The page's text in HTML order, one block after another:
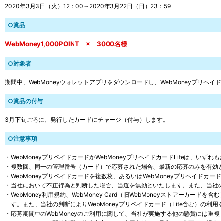
2020年3月3日（火）12：00～2020年3月22日（日）23：59
○賞品
WebMoney1,000POINT × 3000名様
○対象者
期間中、WebMoneyウォレットアプリをダウンロードし、WebMoneyプリペイ
○賞品の付与
3月下旬ごろに、発行したカードにチャージ（付与）します。
○注意事項
・WebMoneyプリペイドカードかWebMoneyプリペイドカードLiteは、いずれ
・複数回、同一の管理番号（カード）で応募された場合、最新の応募のみを有効
・WebMoneyプリペイドカードを複数枚、あるいはWebMoneyプリペイドカ
・当社において不正行為と判断した場合、当選を無効といたします。また、当
・WebMoney利用規約、WebMoney Card（旧WebMoneyストアーカードを含
す。また、当社の判断によりWebMoneyプリペイドカード（Lite含む）の利
・応募期間中のWebMoneyのご利用に関して、当社が実施する他の懸賞には重